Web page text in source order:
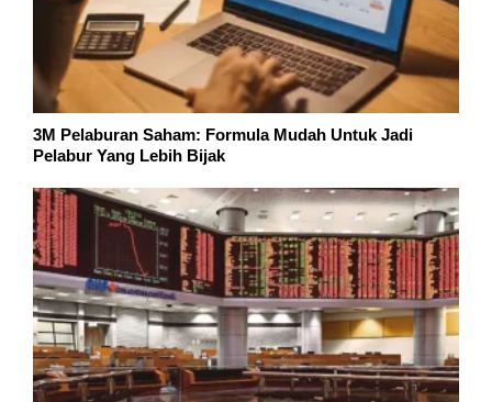
3M Pelaburan Saham: Formula Mudah Untuk Jadi
Pelabur Yang Lebih Bijak